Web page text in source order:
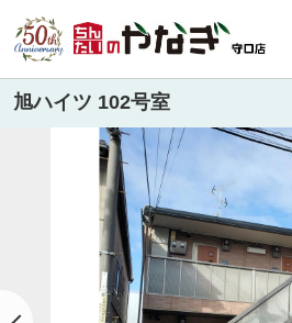
旭ハイツ 102号室